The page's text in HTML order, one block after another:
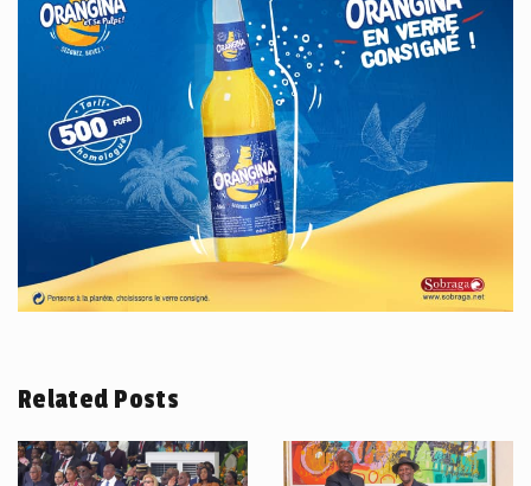
Related Posts